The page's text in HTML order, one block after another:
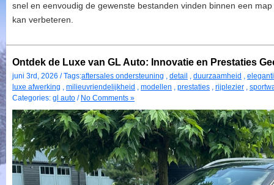
snel en eenvoudig de gewenste bestanden vinden binnen een
kan verbeteren.
Ontdek de Luxe van GL Auto: Innovatie en Prestaties
juni 3rd, 2026 / Tags:aftersales ondersteuning , detail , duurzaamheid ,
luxe afwerking , milieuvriendelijkheid , modellen , prestaties , rijplezier ,
Categories: gl auto / No Comments »